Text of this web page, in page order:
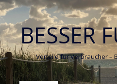
BESSER
Vorteile für Verbraucher –